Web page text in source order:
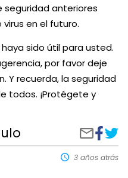
3 años atrás
seguridad anteriores
en el futuro.
sido útil para usted.
por favor deje
Y recuerda, la seguridad
todos. ¡Protégete y
Compartir
via
correo
en saber
si